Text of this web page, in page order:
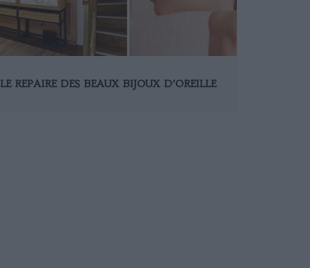
LE REPAIRE DES BEAUX BIJOUX D’OREILLE